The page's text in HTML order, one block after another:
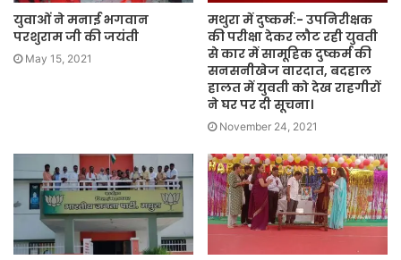
युवाओं ने मनाई भगवान
परशुराम जी की जयंती
May 15, 2021
मथुरा में दुष्कर्म:- उपनिरीक्षक
की परीक्षा देकर लौट रही युवती
से कार में सामूहिक दुष्कर्म की
सनसनीखेज वारदात, बदहाल
हालत में युवती को देख राहगीरों
ने घर पर दी सूचना।
November 24, 2021